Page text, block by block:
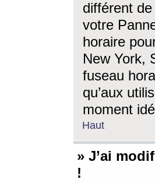
différent
votre
horaire
New York,
fuseau
qu’aux
moment
Haut
» J’ai
!